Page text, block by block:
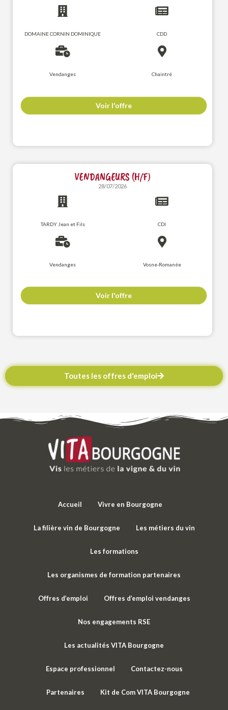
DOMAINE CORNIN DOMINIQUE CDD
Vendanges Chaintré
Voir l'offre
VENDANGEURS (H/F)
28/07/2026
TARDY Jean et Fils CDI
Vendanges Vosne-Romanée
Voir l'offre
Toutes les offres d'emploi
Accueil Vivre en Bourgogne
La filière vin de Bourgogne Les métiers du vin
Les formations
Les organismes de formation partenaires
Offres d’emploi Offres d’emploi vendanges
Nos engagements RSE
Les actualités VITA Bourgogne
Espace professionnel Contactez-nous
Partenaires Kit de Com VITA Bourgogne